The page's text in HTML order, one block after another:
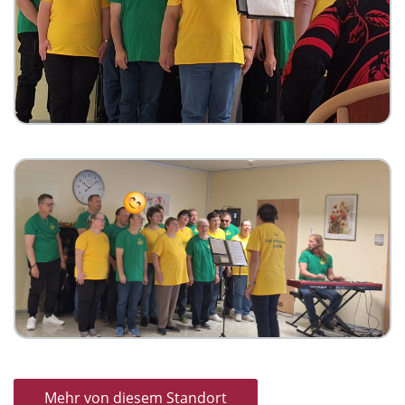
Mehr von diesem Standort